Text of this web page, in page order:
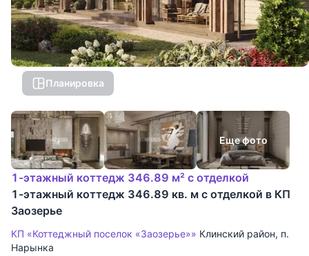
Планировка
Еще фото
1-этажный коттедж 346.89 м² с отделкой
1-этажный коттедж 346.89 кв. м с отделкой в КП
Заозерье
КП «Коттеджный поселок «Заозерье»» Клинский район, п.
Нарынка